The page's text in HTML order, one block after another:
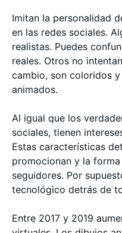
Imitan la personalidad
en las redes sociales.
realistas. Puedes
reales. Otros no
cambio, son coloridos
animados.
Al igual que los
sociales, tienen
Estas características
promocionan y la
seguidores. Por
tecnológico detrás de
Entre 2017 y 2019